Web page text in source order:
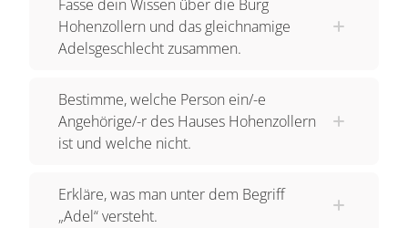
Fasse dein Wissen über die Burg
Hohenzollern und das gleichnamige
Adelsgeschlecht zusammen.
Bestimme, welche Person ein/-e
Angehörige/-r des Hauses Hohenzollern
ist und welche nicht.
Erkläre, was man unter dem Begriff
„Adel“ versteht.